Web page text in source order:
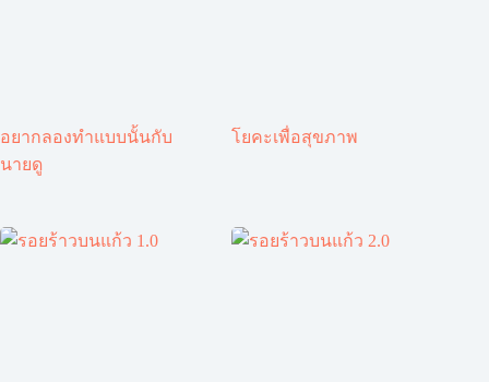
อยากลองทำแบบนั้นกับ
นายดู
โยคะเพื่อสุขภาพ